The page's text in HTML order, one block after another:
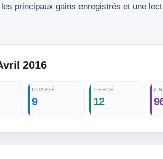
principaux gains enregistrés et une
2016
QUARTÉ
9
TIERCÉ
12
2